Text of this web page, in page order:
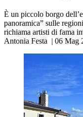
È un piccolo borgo
panoramica” sulle
richiama artisti di fama
Antonia Festa | 06 Mag